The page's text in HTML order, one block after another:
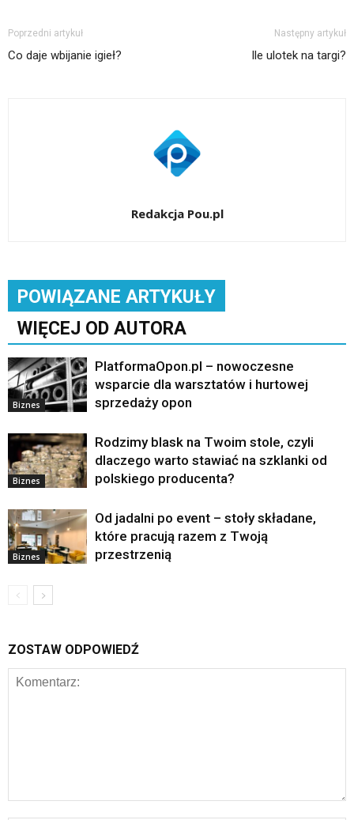
Poprzedni artykuł
Co daje wbijanie igieł?
Następny artykuł
Ile ulotek na targi?
Redakcja Pou.pl
POWIĄZANE ARTYKUŁY
WIĘCEJ OD AUTORA
Biznes
PlatformaOpon.pl – nowoczesne
wsparcie dla warsztatów i hurtowej
sprzedaży opon
Biznes
Rodzimy blask na Twoim stole, czyli
dlaczego warto stawiać na szklanki od
polskiego producenta?
Biznes
Od jadalni po event – stoły składane,
które pracują razem z Twoją
przestrzenią
ZOSTAW ODPOWIEDŹ